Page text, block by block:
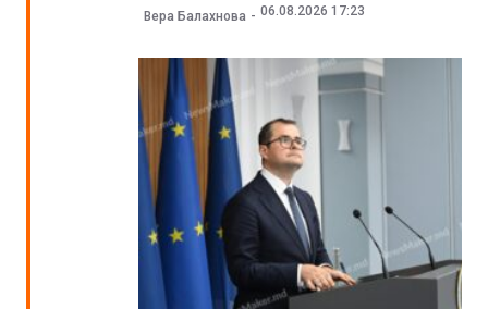
Вера Балахнова 06.08.2026 17:23